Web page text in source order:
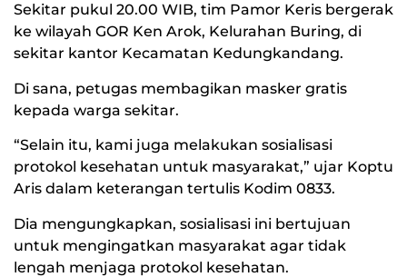
Sekitar pukul 20.00 WIB, tim Pamor Keris bergerak
ke wilayah GOR Ken Arok, Kelurahan Buring, di
sekitar kantor Kecamatan Kedungkandang.
Di sana, petugas membagikan masker gratis
kepada warga sekitar.
“Selain itu, kami juga melakukan sosialisasi
protokol kesehatan untuk masyarakat,” ujar Koptu
Aris dalam keterangan tertulis Kodim 0833.
Dia mengungkapkan, sosialisasi ini bertujuan
untuk mengingatkan masyarakat agar tidak
lengah menjaga protokol kesehatan.